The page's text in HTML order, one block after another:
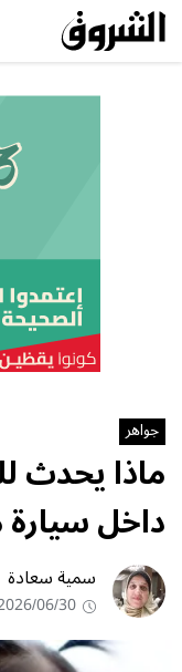
جواهر
ماذا يحدث
داخل
سمية سعادة
06/30